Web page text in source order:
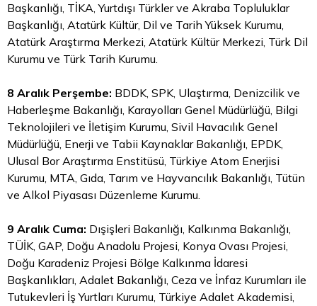
Başkanlığı, TİKA, Yurtdışı Türkler ve Akraba Topluluklar
Başkanlığı, Atatürk Kültür, Dil ve Tarih Yüksek Kurumu,
Atatürk Araştırma Merkezi, Atatürk Kültür Merkezi, Türk Dil
Kurumu ve Türk Tarih Kurumu.
8 Aralık Perşembe: BDDK, SPK, Ulaştırma, Denizcilik ve
Haberleşme Bakanlığı, Karayolları Genel Müdürlüğü, Bilgi
Teknolojileri ve İletişim Kurumu, Sivil Havacılık Genel
Müdürlüğü, Enerji ve Tabii Kaynaklar Bakanlığı, EPDK,
Ulusal Bor Araştırma Enstitüsü, Türkiye Atom Enerjisi
Kurumu, MTA, Gıda, Tarım ve Hayvancılık Bakanlığı, Tütün
ve Alkol Piyasası Düzenleme Kurumu.
9 Aralık Cuma: Dışişleri Bakanlığı, Kalkınma Bakanlığı,
TÜİK, GAP, Doğu Anadolu Projesi, Konya Ovası Projesi,
Doğu Karadeniz Projesi Bölge Kalkınma İdaresi
Başkanlıkları, Adalet Bakanlığı, Ceza ve İnfaz Kurumları ile
Tutukevleri İş Yurtları Kurumu, Türkiye Adalet Akademisi,